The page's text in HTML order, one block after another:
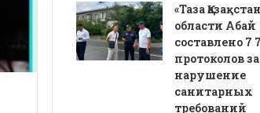
«Таза
области Абай
составлено 7
протоколов за
нарушение
санитарных
требований